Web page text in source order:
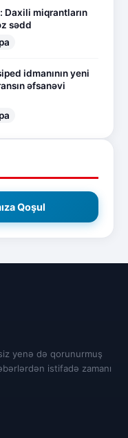
Daxili miqrantların
sədd
idmanının yeni
əfsanəvi
Qoşul
yenə də qorunurmuş
istifadə zamanı